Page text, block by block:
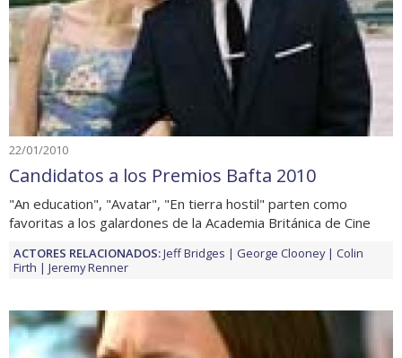
22/01/2010
Candidatos a los Premios Bafta 2010
"An education", "Avatar", "En tierra hostil" parten como
favoritas a los galardones de la Academia Británica de Cine
ACTORES RELACIONADOS:Jeff Bridges George Clooney
Colin
Firth
Jeremy Renner